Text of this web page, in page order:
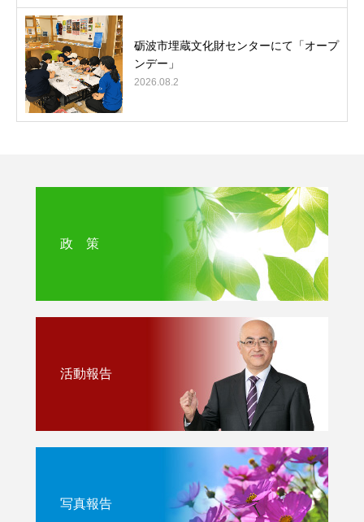
砺波市埋蔵文化財センターにて「オープ
ンデー」
2026.08.2
政 策
活動報告
写真報告